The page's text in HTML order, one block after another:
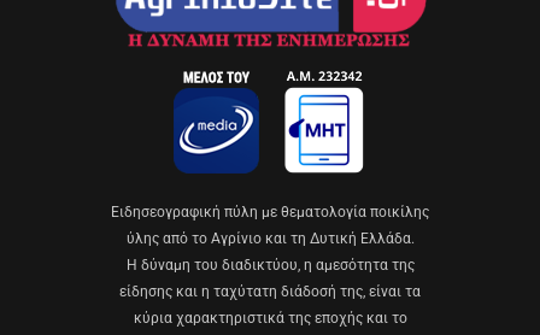
Eιδησεογραφική πύλη με θεματολογία ποικίλης
ύλης από το Αγρίνιο και τη Δυτική Ελλάδα.
Η δύναμη του διαδικτύου, η αμεσότητα της
είδησης και η ταχύτατη διάδοσή της, είναι τα
κύρια χαρακτηριστικά της εποχής και το